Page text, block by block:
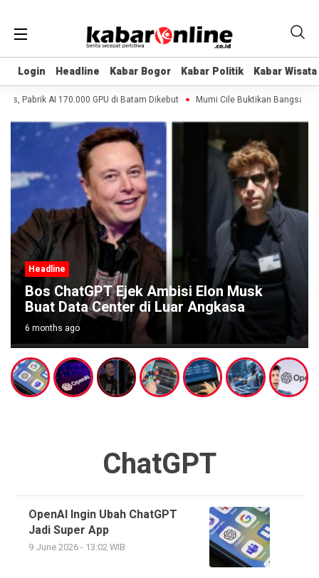
Login Headline Kabar Bogor Kabar Politik Kabar Wisata
Login Headline Kabar Bogor Kabar Politik Kabar Wisata
Pabrik AI 170.000 GPU di Batam Dikebut Mumi Cile Buktikan Bangsa
Musk
Headline
Induk ChatGPT Mau Bikin
Bebas Bot
6 months ago
ChatGPT
OpenAI Ingin Ubah ChatGPT
Jadi Super App
9 June 2026 - 13:02 WIB